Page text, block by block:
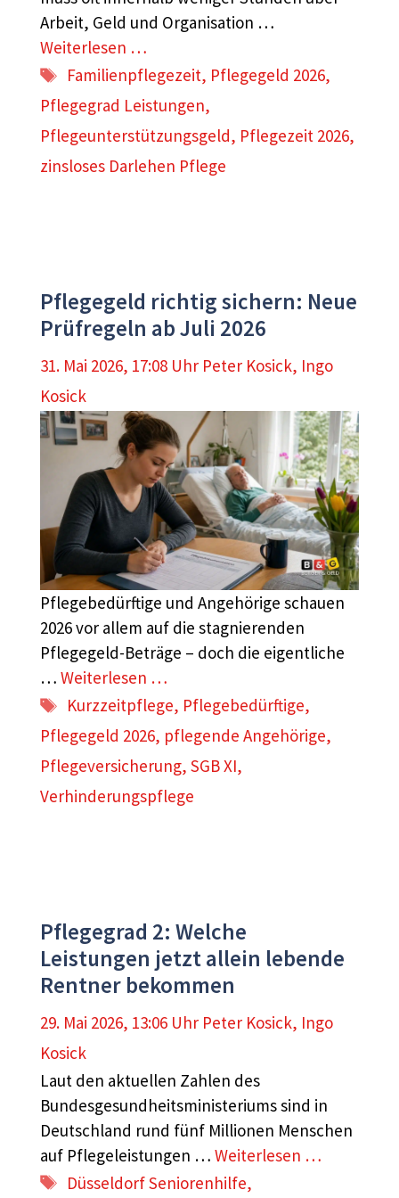
Arbeit, Geld und Organisation …
Weiterlesen …
Schlagwörter
Familienpflegezeit, Pflegegeld 2026,
Pflegegrad Leistungen,
Pflegeunterstützungsgeld, Pflegezeit 2026,
zinsloses Darlehen Pflege
Pflegegeld richtig sichern: Neue
Prüfregeln ab Juli 2026
31. Mai 2026, 17:08 Uhr Peter Kosick, Ingo
Kosick
Pflegebedürftige und Angehörige schauen
2026 vor allem auf die stagnierenden
Pflegegeld-Beträge – doch die eigentliche
… Weiterlesen …
Schlagwörter
Kurzzeitpflege, Pflegebedürftige,
Pflegegeld 2026, pflegende Angehörige,
Pflegeversicherung, SGB XI,
Verhinderungspflege
Pflegegrad 2: Welche
Leistungen jetzt allein lebende
Rentner bekommen
29. Mai 2026, 13:06 Uhr Peter Kosick, Ingo
Kosick
Laut den aktuellen Zahlen des
Bundesgesundheitsministeriums sind in
Deutschland rund fünf Millionen Menschen
auf Pflegeleistungen … Weiterlesen …
Schlagwörter
Düsseldorf Seniorenhilfe,